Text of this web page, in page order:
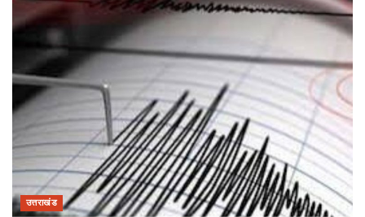
उत्तराखंड